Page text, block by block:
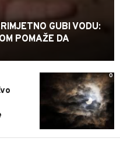
GUBI VODU:
POMAŽE DA
0